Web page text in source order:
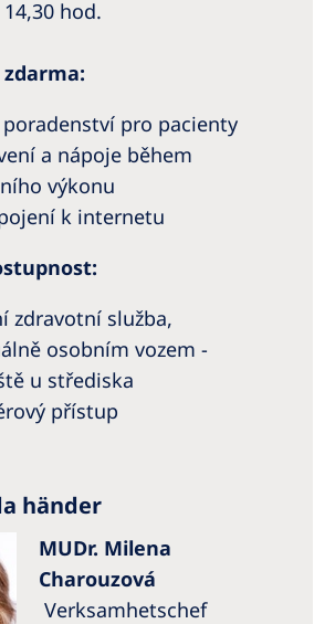
hod.
pro pacienty
a nápoje během
výkonu
k internetu
zdravotní služba,
osobním vozem -
u střediska
přístup
händer
MUDr. Milena
Charouzová
Verksamhetschef